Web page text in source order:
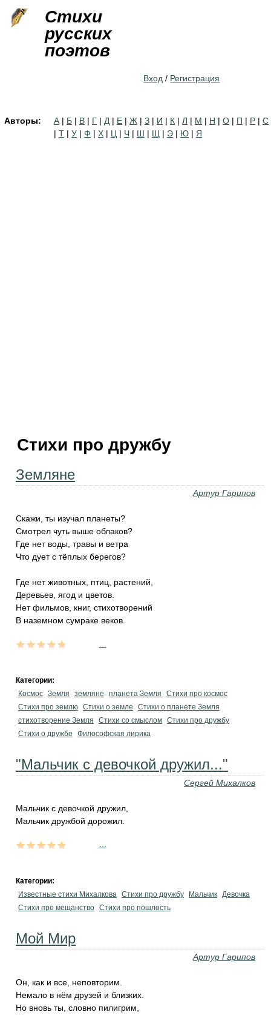
Стихи
русских
поэтов
Вход / Регистрация
Авторы: А | Б | В | Г | Д | Е | Ж | З | И | К | Л | М | Н | О | П | Р | С
| Т | У | Ф | Х | Ц | Ч | Ш | Щ | Э | Ю | Я
Стихи про дружбу
Земляне
Артур Гарипов
Скажи, ты изучал планеты?
Смотрел чуть выше облаков?
Где нет воды, травы и ветра
Что дует с тёплых берегов?
Где нет животных, птиц, растений,
Деревьев, ягод и цветов.
Нет фильмов, книг, стихотворений
В наземном сумраке веков.
Категории:
Космос Земля земляне планета Земля
Стихи про космос
Стихи про землю Стихи о земле
Стихи о планете Земля
стихотворение Земля
Стихи со смыслом Стихи про дружбу
Стихи о дружбе
Философская лирика
"Мальчик с девочкой дружил..."
Сергей Михалков
Мальчик с девочкой дружил,
Мальчик дружбой дорожил.
Категории:
Известные стихи Михалкова Стихи про дружбу Мальчик Девочка
Стихи про мещанство Стихи про пошлость
Мой Мир
Артур Гарипов
Он, как и все, неповторим.
Немало в нём друзей и близких.
Но вновь ты, словно пилигрим,